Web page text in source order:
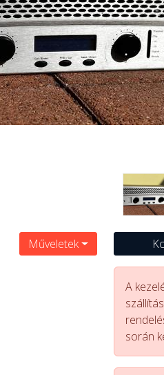
Műveletek
A
során